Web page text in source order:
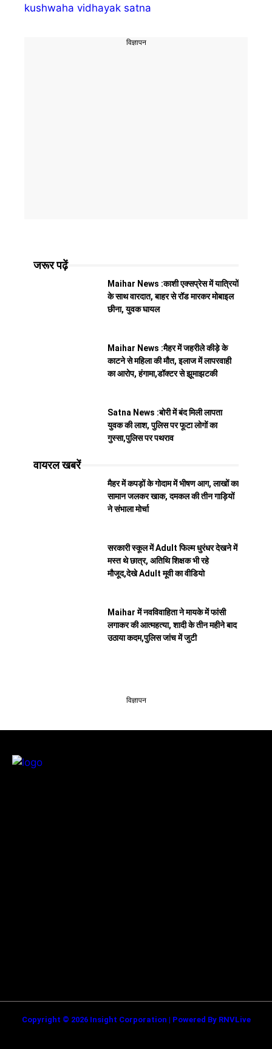
kushwaha vidhayak satna
विज्ञापन
जरूर पढ़ें
Maihar News :काशी एक्सप्रेस में यात्रियों
के साथ वारदात, बाहर से रॉड मारकर मोबाइल
छीना, युवक घायल
Maihar News :मैहर में जहरीले कीड़े के
काटने से महिला की मौत, इलाज में लापरवाही
का आरोप, हंगामा,डॉक्टर से झूमाझटकी
Satna News :बोरी में बंद मिली लापता
युवक की लाश, पुलिस पर फूटा लोगों का
गुस्सा,पुलिस पर पथराव
वायरल खबरें
मैहर में कपड़ों के गोदाम में भीषण आग, लाखों का
सामान जलकर खाक, दमकल की तीन गाड़ियों
ने संभाला मोर्चा
सरकारी स्कूल में Adult फिल्म धुरंधर देखने में
मस्त थे छात्र, अतिथि शिक्षक भी रहे
मौजूद,देखे Adult मूवी का वीडियो
Maihar में नवविवाहिता ने मायके में फांसी
लगाकर की आत्महत्या, शादी के तीन महीने बाद
उठाया कदम,पुलिस जांच में जुटी
विज्ञापन
Copyright © 2026 Insight Corporation | Powered By RNVLive